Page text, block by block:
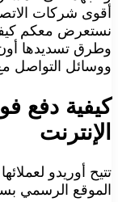
أقوى شركات
نستعرض معكم
وطرق تسديدها
ووسائل التواصل
كيفية دفع
الإنترنت
تتيح أوريدو
الموقع الرسمي